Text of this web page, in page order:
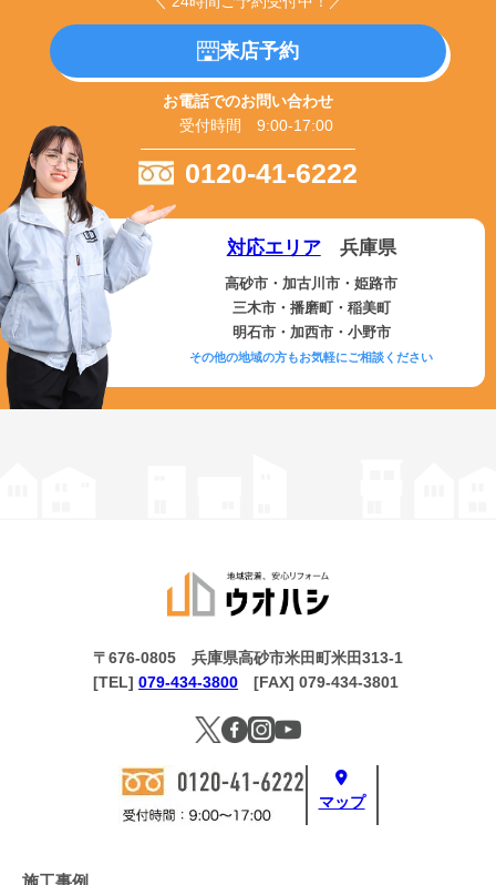
来店予約
お電話でのお問い合わせ
受付時間 9:00-17:00
0120-41-6222
対応エリア兵庫県
高砂市・加古川市・姫路市
三木市・播磨町・稲美町
明石市・加西市・小野市
その他の地域の方もお気軽にご相談ください
マップ
〒676-0805 兵庫県高砂市米田町米田313-1
[TEL] 079-434-3800 [FAX] 079-434-3801